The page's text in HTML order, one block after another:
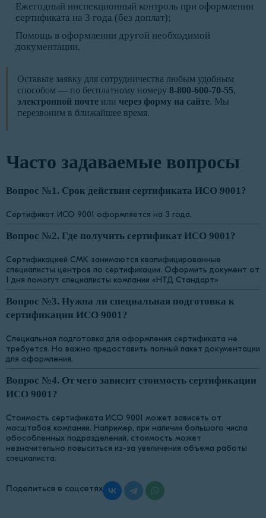
Ежегодный инспекционный контроль при оформлении
сертификата на 3 года (без доплат);
Помощь в оформлении другой необходимой
документации.
Оставьте заявку для сотрудничества любым удобным
способом — по бесплатному номеру 8-800-600-70-55,
электронной почте или через форму на сайте. Мы
перезвоним в ближайшее время.
Часто задаваемые вопросы
Вопрос №1. Срок действия сертификата ИСО 9001?
Сертификат ИСО 9001 оформляется на 3 года.
Вопрос №2. Где получить сертификат ИСО 9001?
Сертификацией СМК занимаются квалифицированные
специалисты центров по сертификации. Оформить документ от
1 дня помогут специалисты компании «НТД Стандарт»
Вопрос №3. Нужна ли специальная подготовка к
сертификации ИСО 9001?
Специальная подготовка для оформления сертификата не
требуется. Но важно предоставить полный пакет документации
для оформления.
Вопрос №4. От чего зависит стоимость сертификации
ИСО 9001?
Стоимость сертификата ИСО 9001 может зависеть от
масштабов компании. Например, при наличии большого числа
обособленных подразделений, стоимость может
незначительно повыситься из-за увеличения объема работы
специалиста.
Поделиться в соцсетях